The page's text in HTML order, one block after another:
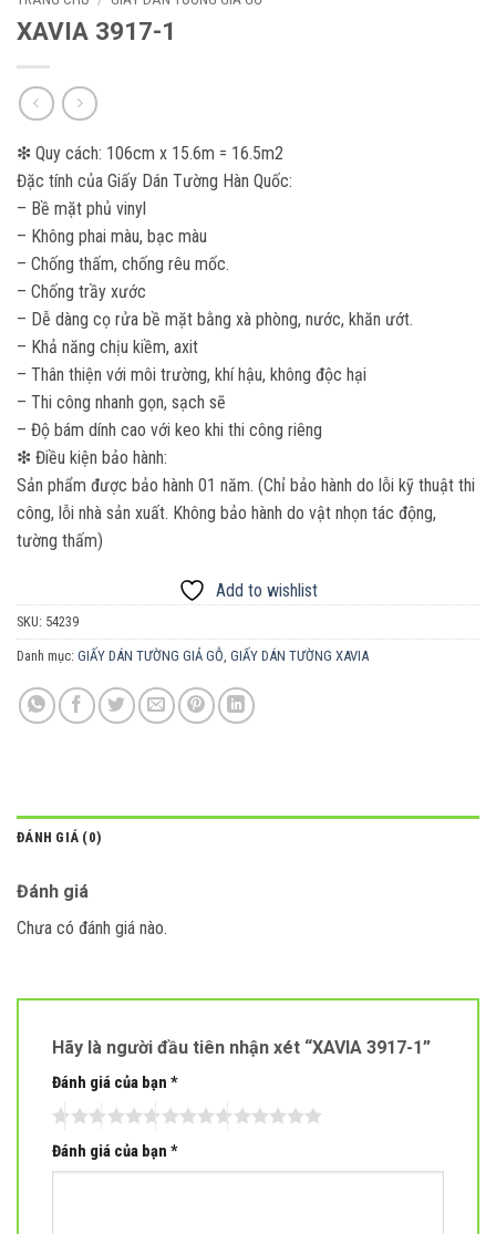
XAVIA 3917-1
❇ Quy cách: 106cm x 15.6m = 16.5m2
Đặc tính của Giấy Dán Tường Hàn Quốc:
– Bề mặt phủ vinyl
– Không phai màu, bạc màu
– Chống thấm, chống rêu mốc.
– Chống trầy xước
– Dễ dàng cọ rửa bề mặt bằng xà phòng, nước, khăn ướt.
– Khả năng chịu kiềm, axit
– Thân thiện với môi trường, khí hậu, không độc hại
– Thi công nhanh gọn, sạch sẽ
– Độ bám dính cao với keo khi thi công riêng
❇ Điều kiện bảo hành:
Sản phẩm được bảo hành 01 năm. (Chỉ bảo hành do lỗi kỹ thuật thi
công, lỗi nhà sản xuất. Không bảo hành do vật nhọn tác động,
tường thấm)
Add to wishlist
SKU: 54239
Danh mục: GIẤY DÁN TƯỜNG GIẢ GỖ, GIẤY DÁN TƯỜNG XAVIA
ĐÁNH GIÁ (0)
Đánh giá
Chưa có đánh giá nào.
Hãy là người đầu tiên nhận xét “XAVIA 3917-1”
Đánh giá của bạn *
Đánh giá của bạn *